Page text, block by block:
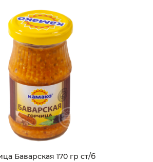
Баварская 170 гр ст/б